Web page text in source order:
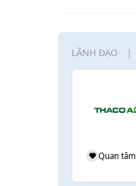
LÃNH ĐẠO
Quan tâm